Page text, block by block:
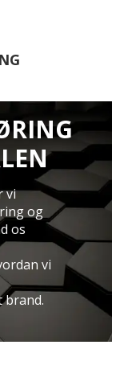
vi
og
os
vi
brand.